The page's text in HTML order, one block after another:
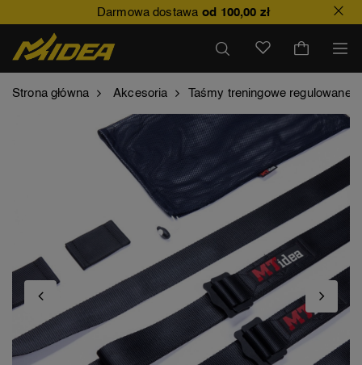
Darmowa dostawa od 100,00 zł
Strona główna Akcesoria Taśmy treningowe regulowane